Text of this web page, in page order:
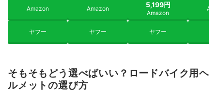
Amazon
ヤフー
Amazon
ヤフー
5,199円
Amazon
ヤフー
そもそもどう選べばいい？ロードバイク用ヘ
ルメットの選び方